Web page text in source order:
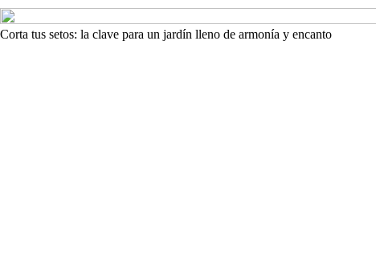
Corta tus setos: la clave para un jardín lleno de armonía y encanto